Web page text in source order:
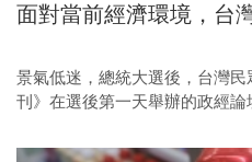
面對當前經濟環境，台
景氣低迷，總統大選後，台灣
刊》在選後第一天舉辦的政經
方面的看法。